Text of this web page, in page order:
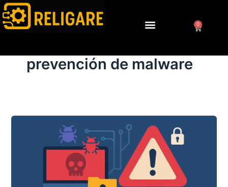
Ir
al
contenido
0
Cart
prevención de malware